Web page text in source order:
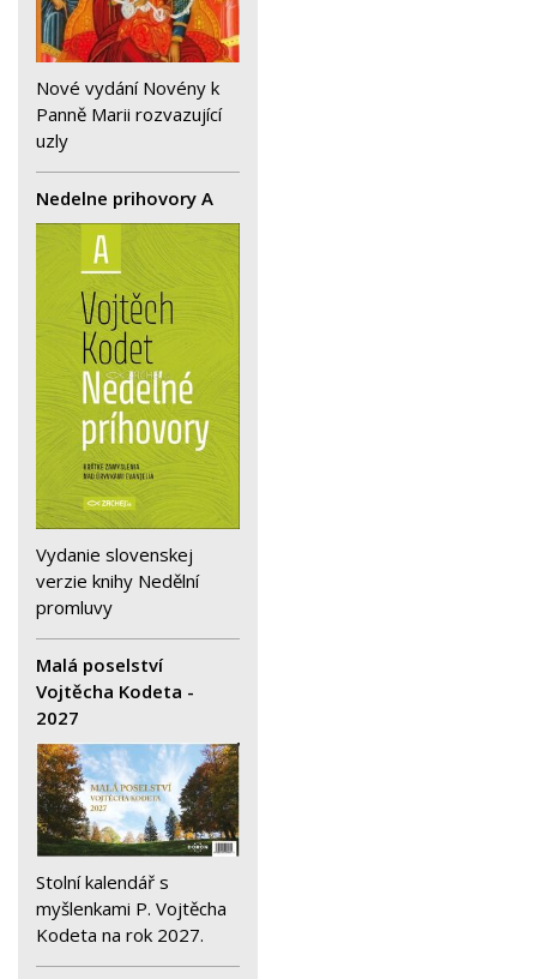
Nové vydání Novény k
Panně Marii rozvazující
uzly
Nedelne prihovory A
Vydanie slovenskej
verzie knihy Nedělní
promluvy
Malá poselství
Vojtěcha Kodeta -
2027
Stolní kalendář s
myšlenkami P. Vojtěcha
Kodeta na rok 2027.